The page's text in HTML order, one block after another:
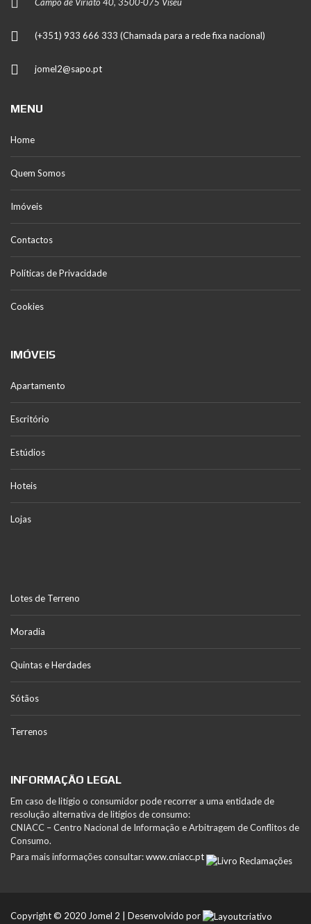
(+351) 933 666 333 (Chamada para a rede fixa nacional)
jomel2@sapo.pt
MENU
Home
Quem Somos
Imóveis
Contactos
Políticas de Privacidade
Cookies
IMÓVEIS
Apartamento
Escritório
Estúdios
Hoteis
Lojas
Lotes de Terreno
Moradia
Quintas e Herdades
Sótãos
Terrenos
INFORMAÇÃO LEGAL
Em caso de litígio o consumidor pode recorrer a uma entidade de
resolução alternativa de litígios de consumo:
CNIACC – Centro Nacional de Informação e Arbitragem de Conflitos de
Consumo.
Para mais informações consultar:www.cniacc.pt
Copyright © 2020 Jomel 2 | Desenvolvido por